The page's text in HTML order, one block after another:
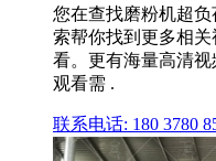
您在查找磨粉机超
索帮你找到更多相
看。更有海量高清
观看需 .
联系电话: 180 3780